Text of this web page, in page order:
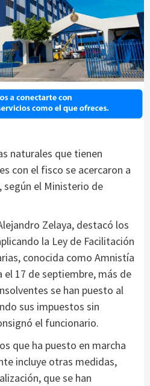
naturales que tienen
con el fisco se acercaron a
según el Ministerio de
Zelaya, destacó los
la Ley de Facilitación
conocida como Amnistía
el 17 de septiembre, más de
se han puesto al
sus impuestos sin
el funcionario.
que ha puesto en marcha
incluye otras medidas,
que se han